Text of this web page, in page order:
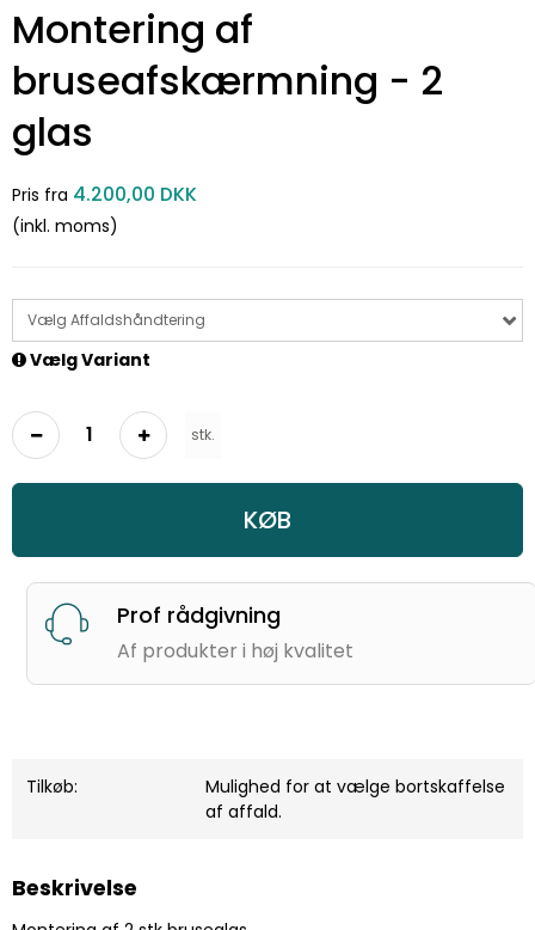
Montering af
bruseafskærmning - 2
glas
Pris fra 4.200,00 DKK
(inkl. moms)
Vælg Affaldshåndtering
Vælg Variant
stk.
KØB
Prof rådgivning
Af produkter i høj kvalitet
Tilkøb:
Mulighed for at vælge bortskaffelse
af affald.
Beskrivelse